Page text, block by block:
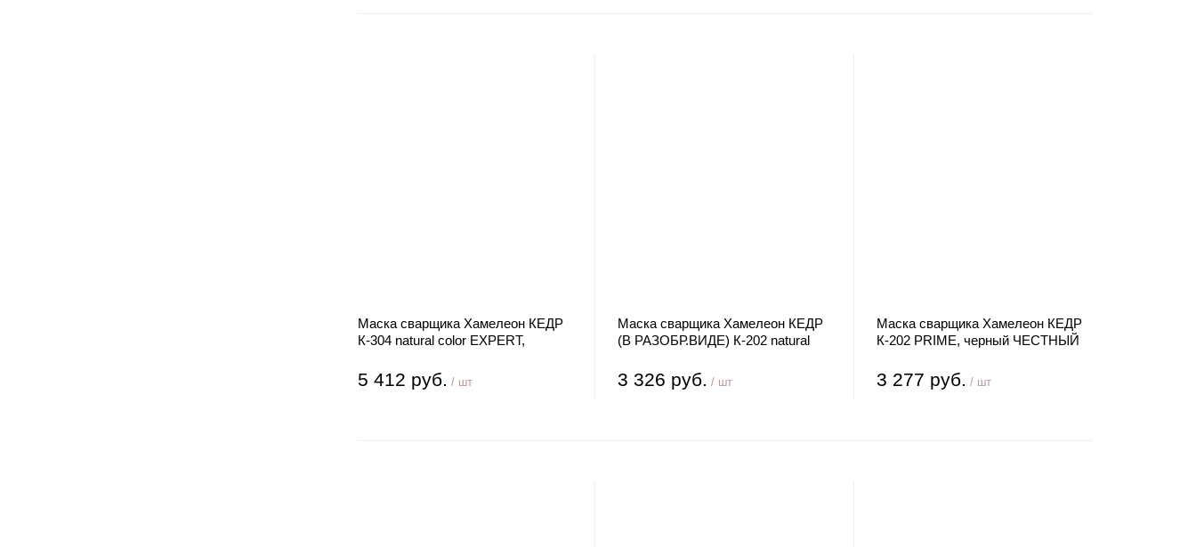
Маска сварщика Хамелеон КЕДР
К-304 natural color EXPERT,
5 412 руб. / шт
Маска сварщика Хамелеон КЕДР
(В РАЗОБР.ВИДЕ) К-202 natural
3 326 руб. / шт
Маска сварщика Хамелеон КЕДР
К-202 PRIME, черный ЧЕСТНЫЙ
3 277 руб. / шт